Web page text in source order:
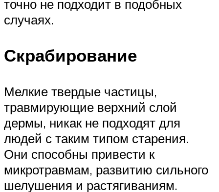
точно не подходит в подобных
случаях.
Скрабирование
Мелкие твердые частицы,
травмирующие верхний слой
дермы, никак не подходят для
людей с таким типом старения.
Они способны привести к
микротравмам, развитию сильного
шелушения и растягиваниям.